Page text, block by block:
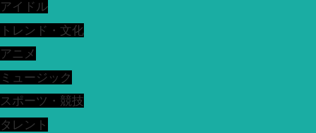
アイドル
トレンド・文化
アニメ
ミュージック
スポーツ・競技
タレント